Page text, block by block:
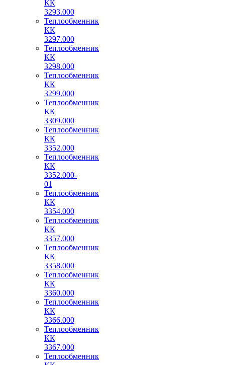
КК
3293.000
Теплообменник
КК
3297.000
Теплообменник
КК
3298.000
Теплообменник
КК
3299.000
Теплообменник
КК
3309.000
Теплообменник
КК
3352.000
Теплообменник
КК
3352.000-
01
Теплообменник
КК
3354.000
Теплообменник
КК
3357.000
Теплообменник
КК
3358.000
Теплообменник
КК
3360.000
Теплообменник
КК
3366.000
Теплообменник
КК
3367.000
Теплообменник